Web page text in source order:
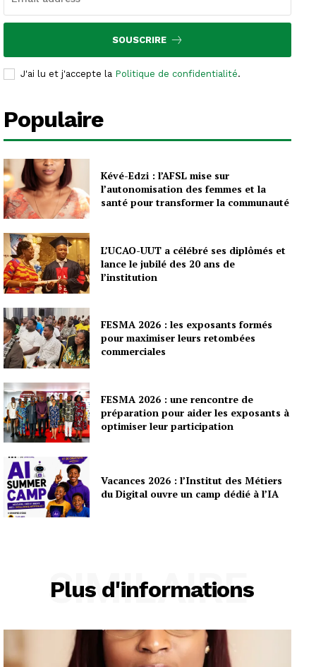
SOUSCRIRE
J'ai lu et j'accepte la Politique de confidentialité.
Populaire
Kévé-Edzi : l’AFSL mise sur
l’autonomisation des femmes et la
santé pour transformer la communauté
L’UCAO-UUT a célébré ses diplômés et
lance le jubilé des 20 ans de
l’institution
FESMA 2026 : les exposants formés
pour maximiser leurs retombées
commerciales
FESMA 2026 : une rencontre de
préparation pour aider les exposants à
optimiser leur participation
Vacances 2026 : l’Institut des Métiers
du Digital ouvre un camp dédié à l’IA
Plus d'informations
SIMILAIRE